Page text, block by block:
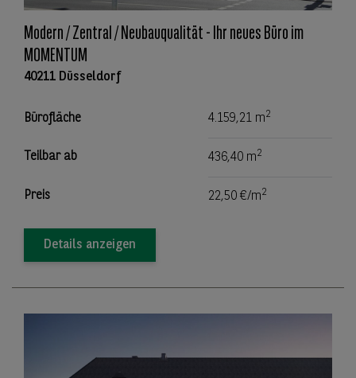
Modern / Zentral / Neubauqualität - Ihr neues Büro im
MOMENTUM
40211 Düsseldorf
Bürofläche 4.159,21 m2
Teilbar ab 436,40 m2
Preis 22,50 €/m2
Details anzeigen